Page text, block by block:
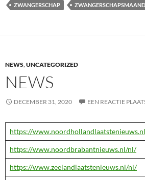
ZWANGERSCHAP
NEWS,UNCATEGORIZED
NEWS
DECEMBER 31, 2020 EEN REACTIE
https://
https://www.noordbrabantnieuws.nl/nl/
https://www.zeelandlaatstenieuws.nl/nl/